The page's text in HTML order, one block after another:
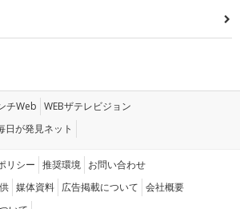
チWeb WEBザテレビジョン
日が発見ネット
リシー 推奨環境 お問い合わせ
媒体資料 広告掲載について 会社概要